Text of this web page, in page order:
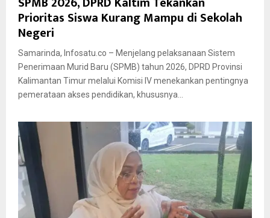
Prioritas Siswa Kurang Mampu di Sekolah
Negeri
Samarinda, Infosatu.co – Menjelang pelaksanaan Sistem
Penerimaan Murid Baru (SPMB) tahun 2026, DPRD Provinsi
Kalimantan Timur melalui Komisi IV menekankan pentingnya
pemerataan akses pendidikan, khususnya...